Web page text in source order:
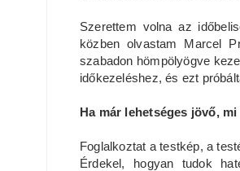
Szerettem volna az
közben olvastam Marcel
szabadon hömpölyögve
időkezeléshez, és ezt
Ha már lehetséges jövő,
Foglalkoztat a testkép, a
Érdekel, hogyan tudok